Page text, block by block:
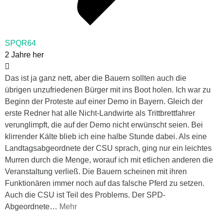
SPQR64
2 Jahre her
Das ist ja ganz nett, aber die Bauern sollten auch die
übrigen unzufriedenen Bürger mit ins Boot holen. Ich war zu
Beginn der Proteste auf einer Demo in Bayern. Gleich der
erste Redner hat alle Nicht-Landwirte als Trittbrettfahrer
verunglimpft, die auf der Demo nicht erwünscht seien. Bei
klirrender Kälte blieb ich eine halbe Stunde dabei. Als eine
Landtagsabgeordnete der CSU sprach, ging nur ein leichtes
Murren durch die Menge, worauf ich mit etlichen anderen die
Veranstaltung verließ. Die Bauern scheinen mit ihren
Funktionären immer noch auf das falsche Pferd zu setzen.
Auch die CSU ist Teil des Problems. Der SPD-
Abgeordnete… Mehr